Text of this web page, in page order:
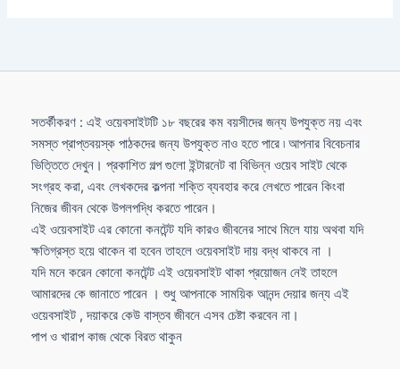
সতর্কীকরণ : এই ওয়েবসাইটটি ১৮ বছরের কম বয়সীদের জন্য উপযুক্ত নয় এবং
সমস্ত প্রাপ্তবয়স্ক পাঠকদের জন্য উপযুক্ত নাও হতে পারে ৷ আপনার বিবেচনার
ভিত্তিতে দেখুন। প্রকাশিত গল্প গুলো ইন্টারনেট বা বিভিন্ন ওয়েব সাইট থেকে
সংগ্রহ করা, এবং লেখকদের কল্পনা শক্তি ব্যবহার করে লেখতে পারেন কিংবা
নিজের জীবন থেকে উপলপদ্ধি করতে পারেন।
এই ওয়েবসাইট এর কোনো কনটেন্ট যদি কারও জীবনের সাথে মিলে যায় অথবা যদি
ক্ষতিগ্রস্ত হয়ে থাকেন বা হবেন তাহলে ওয়েবসাইট দায় বদ্ধ থাকবে না ।
যদি মনে করেন কোনো কনটেন্ট এই ওয়েবসাইট থাকা প্রয়োজন নেই তাহলে
আমারদের কে জানাতে পারেন । শুধু আপনাকে সাময়িক আনন্দ দেয়ার জন্য এই
ওয়েবসাইট , দয়াকরে কেউ বাস্তব জীবনে এসব চেষ্টা করবেন না।
পাপ ও খারাপ কাজ থেকে বিরত থাকুন